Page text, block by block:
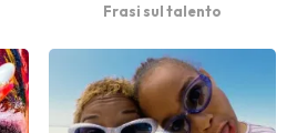
Frasi sul talento